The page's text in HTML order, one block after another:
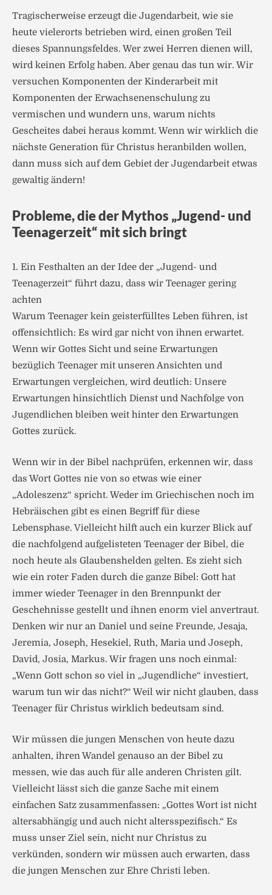
Tragischerweise erzeugt die Jugendarbeit, wie sie
heute vielerorts betrieben wird, einen großen Teil
dieses Spannungsfeldes. Wer zwei Herren dienen will,
wird keinen Erfolg haben. Aber genau das tun wir. Wir
versuchen Komponenten der Kinderarbeit mit
Komponenten der Erwachsenenschulung zu
vermischen und wundern uns, warum nichts
Gescheites dabei heraus kommt. Wenn wir wirklich die
nächste Generation für Christus heranbilden wollen,
dann muss sich auf dem Gebiet der Jugendarbeit etwas
gewaltig ändern!
Probleme, die der Mythos „Jugend- und
Teenagerzeit“ mit sich bringt
1. Ein Festhalten an der Idee der „Jugend- und
Teenagerzeit“ führt dazu, dass wir Teenager gering
achten
Warum Teenager kein geisterfülltes Leben führen, ist
offensichtlich: Es wird gar nicht von ihnen erwartet.
Wenn wir Gottes Sicht und seine Erwartungen
bezüglich Teenager mit unseren Ansichten und
Erwartungen vergleichen, wird deutlich: Unsere
Erwartungen hinsichtlich Dienst und Nachfolge von
Jugendlichen bleiben weit hinter den Erwartungen
Gottes zurück.
Wenn wir in der Bibel nachprüfen, erkennen wir, dass
das Wort Gottes nie von so etwas wie einer
„Adoleszenz“ spricht. Weder im Griechischen noch im
Hebräischen gibt es einen Begriff für diese
Lebensphase. Vielleicht hilft auch ein kurzer Blick auf
die nachfolgend aufgelisteten Teenager der Bibel, die
noch heute als Glaubenshelden gelten. Es zieht sich
wie ein roter Faden durch die ganze Bibel: Gott hat
immer wieder Teenager in den Brennpunkt der
Geschehnisse gestellt und ihnen enorm viel anvertraut.
Denken wir nur an Daniel und seine Freunde, Jesaja,
Jeremia, Joseph, Hesekiel, Ruth, Maria und Joseph,
David, Josia, Markus. Wir fragen uns noch einmal:
„Wenn Gott schon so viel in „Jugendliche“ investiert,
warum tun wir das nicht?“ Weil wir nicht glauben, dass
Teenager für Christus wirklich bedeutsam sind.
Wir müssen die jungen Menschen von heute dazu
anhalten, ihren Wandel genauso an der Bibel zu
messen, wie das auch für alle anderen Christen gilt.
Vielleicht lässt sich die ganze Sache mit einem
einfachen Satz zusammenfassen: „Gottes Wort ist nicht
altersabhängig und auch nicht altersspezifisch.“ Es
muss unser Ziel sein, nicht nur Christus zu
verkünden, sondern wir müssen auch erwarten, dass
die jungen Menschen zur Ehre Christi leben.